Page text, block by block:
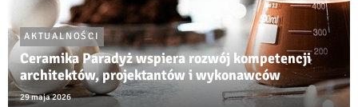
AKTUALNOŚCI
Ceramika Paradyż wspiera rozwój kompetencji
architektów, projektantów i wykonawców
29 maja 2026